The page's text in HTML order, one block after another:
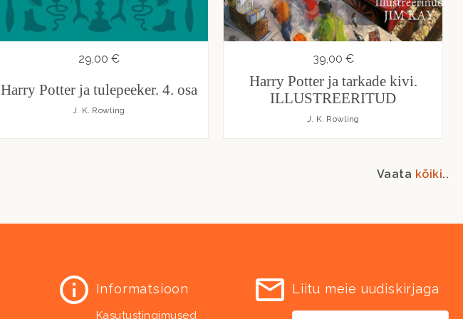
29,00 €
Harry Potter ja tulepeeker. 4. osa
J. K. Rowling
39,00 €
Harry Potter ja tarkade kivi.
ILLUSTREERITUD
J. K. Rowling
Vaata kõiki..
Informatsioon
Kasutustingimused
Liitu meie uudiskirjaga